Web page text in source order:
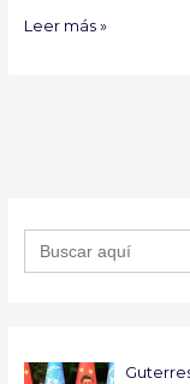
Leer más »
Buscar: